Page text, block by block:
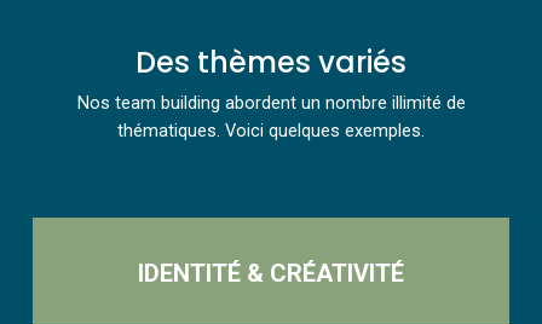
Des thèmes variés
Nos team building abordent un nombre illimité de
thématiques. Voici quelques exemples.
IDENTITÉ & CRÉATIVITÉ